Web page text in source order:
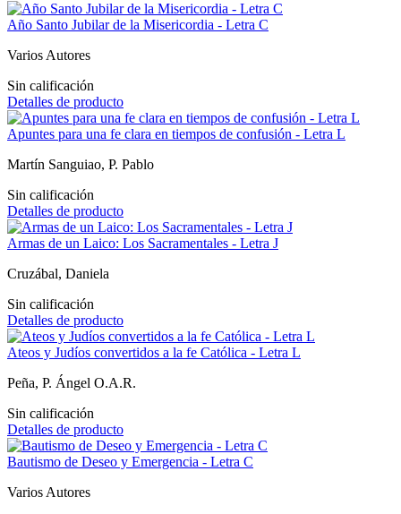
Año Santo Jubilar de la Misericordia - Letra C
Varios Autores
Sin calificación
Detalles de producto
Apuntes para una fe clara en tiempos de confusión - Letra L
Martín Sanguiao, P. Pablo
Sin calificación
Detalles de producto
Armas de un Laico: Los Sacramentales - Letra J
Cruzábal, Daniela
Sin calificación
Detalles de producto
Ateos y Judíos convertidos a la fe Católica - Letra L
Peña, P. Ángel O.A.R.
Sin calificación
Detalles de producto
Bautismo de Deseo y Emergencia - Letra C
Varios Autores